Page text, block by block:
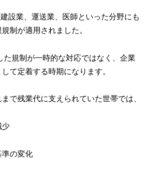
設業、運送業、医師といった分野にも
制が適用されました。
た規制が一時的な対応ではなく、企業
て定着する時期になります。
で残業代に支えられていた世帯では、
少
準の変化